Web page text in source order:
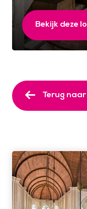
Bekijk deze
Terug